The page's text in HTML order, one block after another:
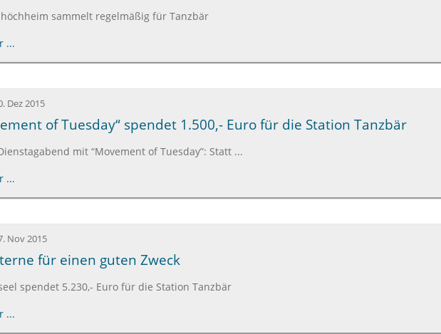
sammelt regelmäßig für Tanzbär
...
Dez 2015
of Tuesday“ spendet 1.500,- Euro für die Station Tanzbär
mit “Movement of Tuesday”: Statt ...
...
Nov 2015
für einen guten Zweck
spendet 5.230,- Euro für die Station Tanzbär
...